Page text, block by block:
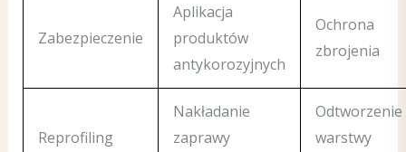
Zabezpieczenie
Aplikacja
produktów
antykorozyjnych
Ochrona
zbrojenia
Reprofiling
Nakładanie
zaprawy
Odtworzenie
warstwy